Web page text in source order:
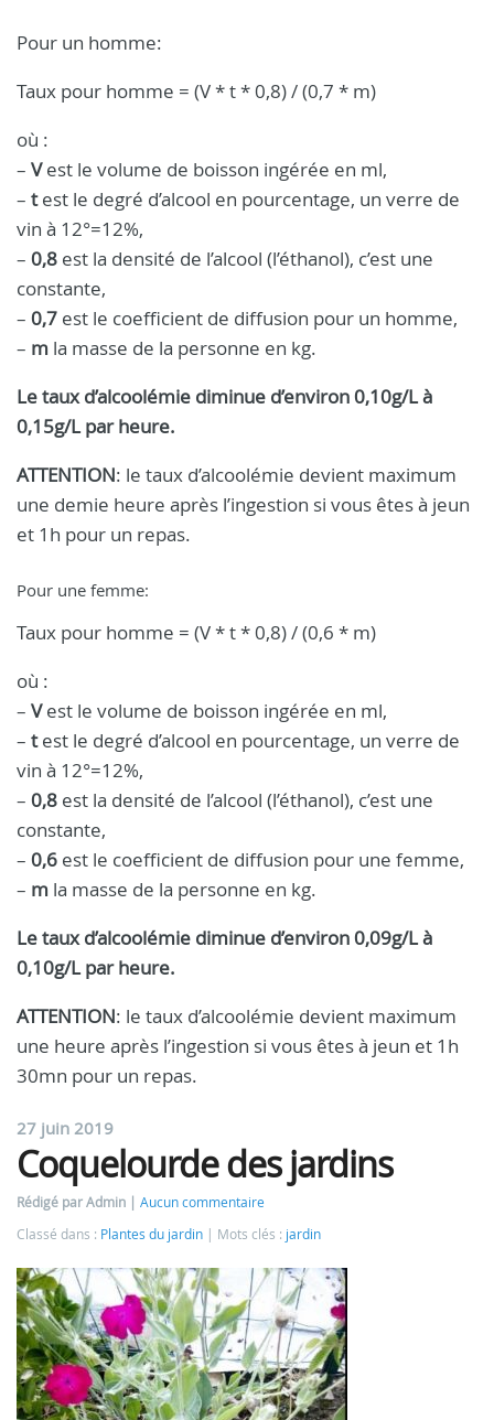
Pour un homme:
Taux pour homme = (V * t * 0,8) / (0,7 * m)
où :
– Vest le volume de boisson ingérée en ml,
– test le degré d’alcool en pourcentage, un verre de
vin à 12°=12%,
– 0,8 est la densité de l’alcool (l’éthanol), c’est une
constante,
– 0,7 est le coefficient de diffusion pour un homme,
– m la masse de la personne en kg.
Le taux d’alcoolémie diminue d’environ 0,10g/L à
0,15g/L par heure.
ATTENTION: le taux d’alcoolémie devient maximum
une demie heure après l’ingestion si vous êtes à jeun
et 1h pour un repas.
Pour une femme:
Taux pour homme = (V * t * 0,8) / (0,6 * m)
où :
– Vest le volume de boisson ingérée en ml,
– test le degré d’alcool en pourcentage, un verre de
vin à 12°=12%,
– 0,8 est la densité de l’alcool (l’éthanol), c’est une
constante,
– 0,6 est le coefficient de diffusion pour une femme,
– m la masse de la personne en kg.
Le taux d’alcoolémie diminue d’environ 0,09g/L à
0,10g/L par heure.
ATTENTION: le taux d’alcoolémie devient maximum
une heure après l’ingestion si vous êtes à jeun et 1h
30mn pour un repas.
27 juin 2019
Coquelourde des jardins
Rédigé par Admin
Aucun commentaire
Classé dans : Plantes du jardin Mots clés : jardin